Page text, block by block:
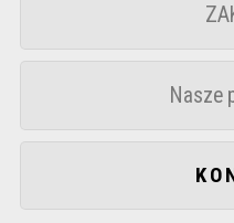
Nasze